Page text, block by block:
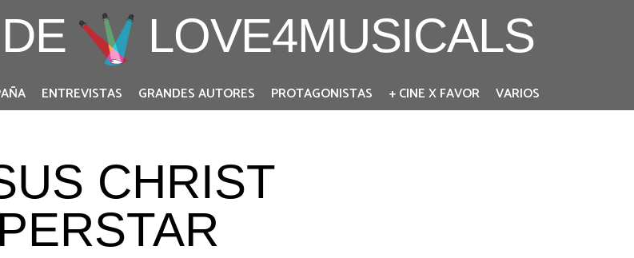
LOVE4MUSICALS
ENTREVISTAS GRANDES AUTORES PROTAGONISTAS + CINE X FAVOR VARIOS
CHRIST